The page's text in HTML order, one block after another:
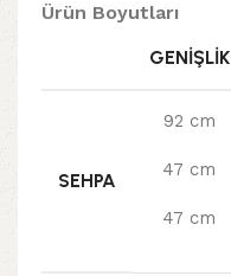
Ürün Boyutları
GENIŞLIK
SEHPA
92 cm
47 cm
47 cm